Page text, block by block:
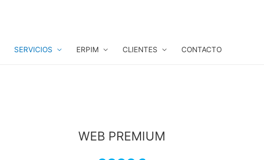
SERVICIOS ERPIM CLIENTES CONTACTO
WEB PREMIUM